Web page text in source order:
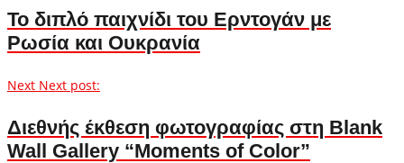
Το διπλό παιχνίδι του Ερντογάν με
Ρωσία και Ουκρανία
Next Next post:
Διεθνής έκθεση φωτογραφίας στη Blank
Wall Gallery “Moments of Color”